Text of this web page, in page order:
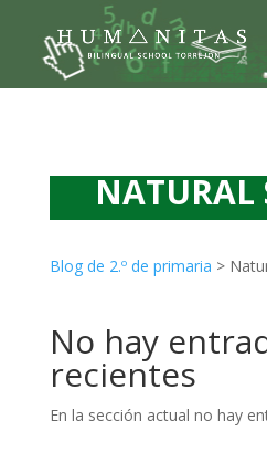
NATURAL
Blog de 2.º de primaria >
No hay
recientes
En la sección actual no hay